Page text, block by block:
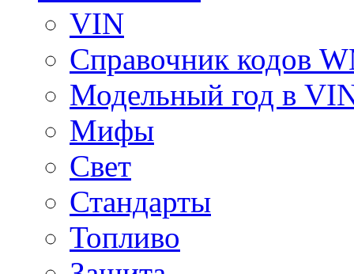
VIN
Справочник кодов
Модельный год в
Мифы
Свет
Стандарты
Топливо